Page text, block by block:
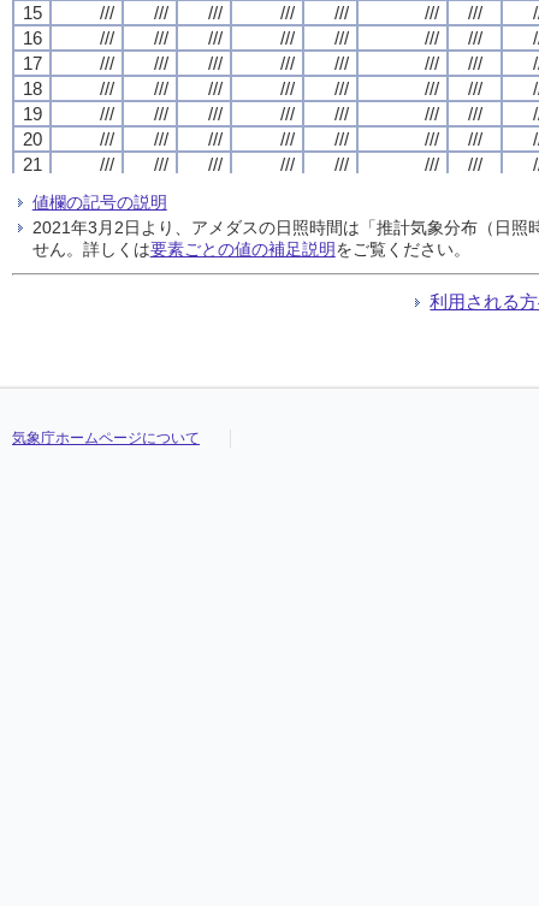
15
/// /// /// /// /// /// ///
16
/// /// /// /// /// /// ///
17
/// /// /// /// /// /// ///
18
/// /// /// /// /// /// ///
19
/// /// /// /// /// /// ///
20
/// /// /// /// /// /// ///
21
/// /// /// /// /// /// ///
23
/// /// ///
24
/// /// /// /// /// /// ///
15
/// /// /// /// /// /// ///
16
/// /// /// /// /// /// ///
17
/// /// /// /// /// /// ///
18
/// /// /// /// /// /// ///
19
/// /// /// /// /// /// ///
20
/// /// /// /// /// /// ///
21
/// /// /// /// /// /// ///
23
/// /// ///
24
/// /// /// /// /// /// ///
15
/// /// /// /// /// /// ///
16
/// /// /// /// /// /// ///
17
/// /// /// /// /// /// ///
18
/// /// /// /// /// /// ///
19
/// /// /// /// /// /// ///
20
/// /// /// /// /// /// ///
21
/// /// /// /// /// /// ///
23
/// /// ///
24
/// /// /// /// /// /// ///
15
/// /// /// /// /// /// ///
16
/// /// /// /// /// /// ///
17
/// /// /// /// /// /// ///
18
/// /// /// /// /// /// ///
19
/// /// /// /// /// /// ///
20
/// /// /// /// /// /// ///
21
/// /// /// /// /// /// ///
23
/// /// ///
24
/// /// /// /// /// /// ///
値欄の記号の説明
2021年3月2日より、アメダスの日照時間は「推計気象分布（日
せん。詳しくは要素ごとの値の補足説明をご覧ください。
利用される
気象庁ホームページについて